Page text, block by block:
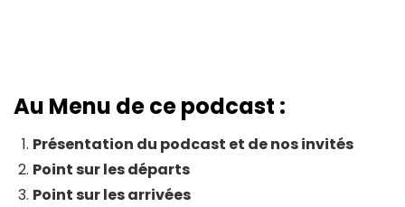
Au Menu de ce podcast :
Présentation du podcast et de nos invités
Point sur les départs
Point sur les arrivées